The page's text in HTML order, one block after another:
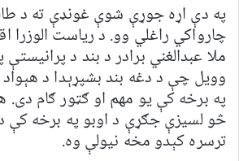
په دې اړه جوړې شوې غونډې ته د
چارواکي راغلي وو. د ریاست الوزرا
ملا عبدالغني برادر د بند د
وویل چې د دغه بند بشپړېدا د
په برخه کې یو مهم او ګټور ګام دی.
څو لسیزې جګړې د اوبو په برخه کې
ترسره کېدو مخه نیولې وه.